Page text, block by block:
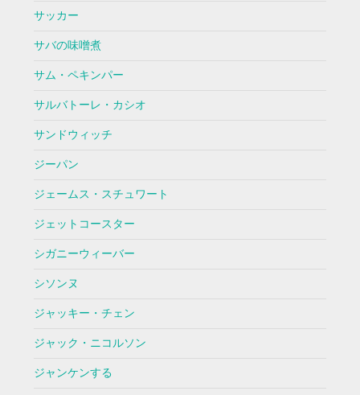
サッカー
サバの味噌煮
サム・ペキンパー
サルバトーレ・カシオ
サンドウィッチ
ジーパン
ジェームス・スチュワート
ジェットコースター
シガニーウィーバー
シソンヌ
ジャッキー・チェン
ジャック・ニコルソン
ジャンケンする